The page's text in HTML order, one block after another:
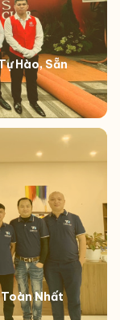
Hào, Sẵn
Toàn Nhất